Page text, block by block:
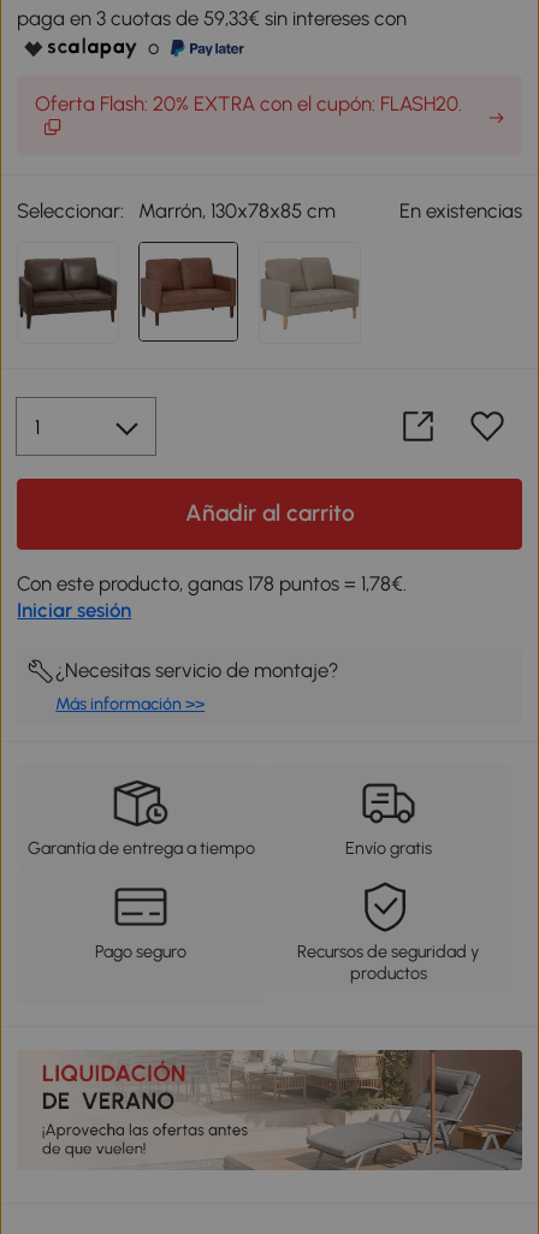
paga en 3 cuotas de 59,33€ sin intereses con
o
Oferta Flash: 20% EXTRA con el cupón: FLASH20.
Seleccionar: Marrón, 130x78x85 cm En existencias
Añadir al carrito
Con este producto, ganas 178 puntos = 1,78€.
Iniciar sesión
¿Necesitas servicio de montaje?
Más información >>
Garantía de entrega a tiempo Envío gratis
Pago seguro
Recursos de seguridad y
productos